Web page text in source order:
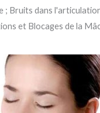
; Bruits dans
et Blocages de la